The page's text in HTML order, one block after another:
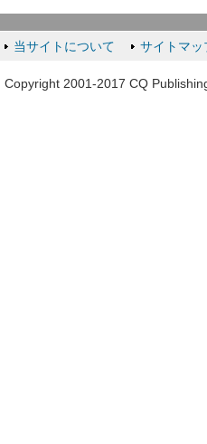
当サイトについて サイトマッ
Copyright 2001-2017 CQ